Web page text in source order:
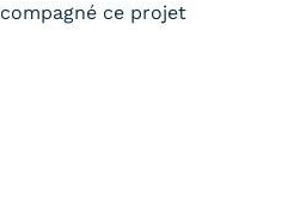
ce projet